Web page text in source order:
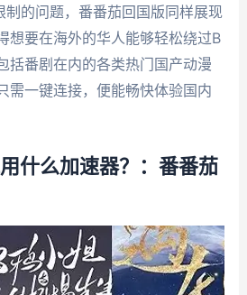
的问题，番番茄回国版同样展现
想要在海外的华人能够轻松绕过B
括番剧在内的各类热门国产动漫
需一键连接，便能畅快体验国内
什么加速器？：番番茄